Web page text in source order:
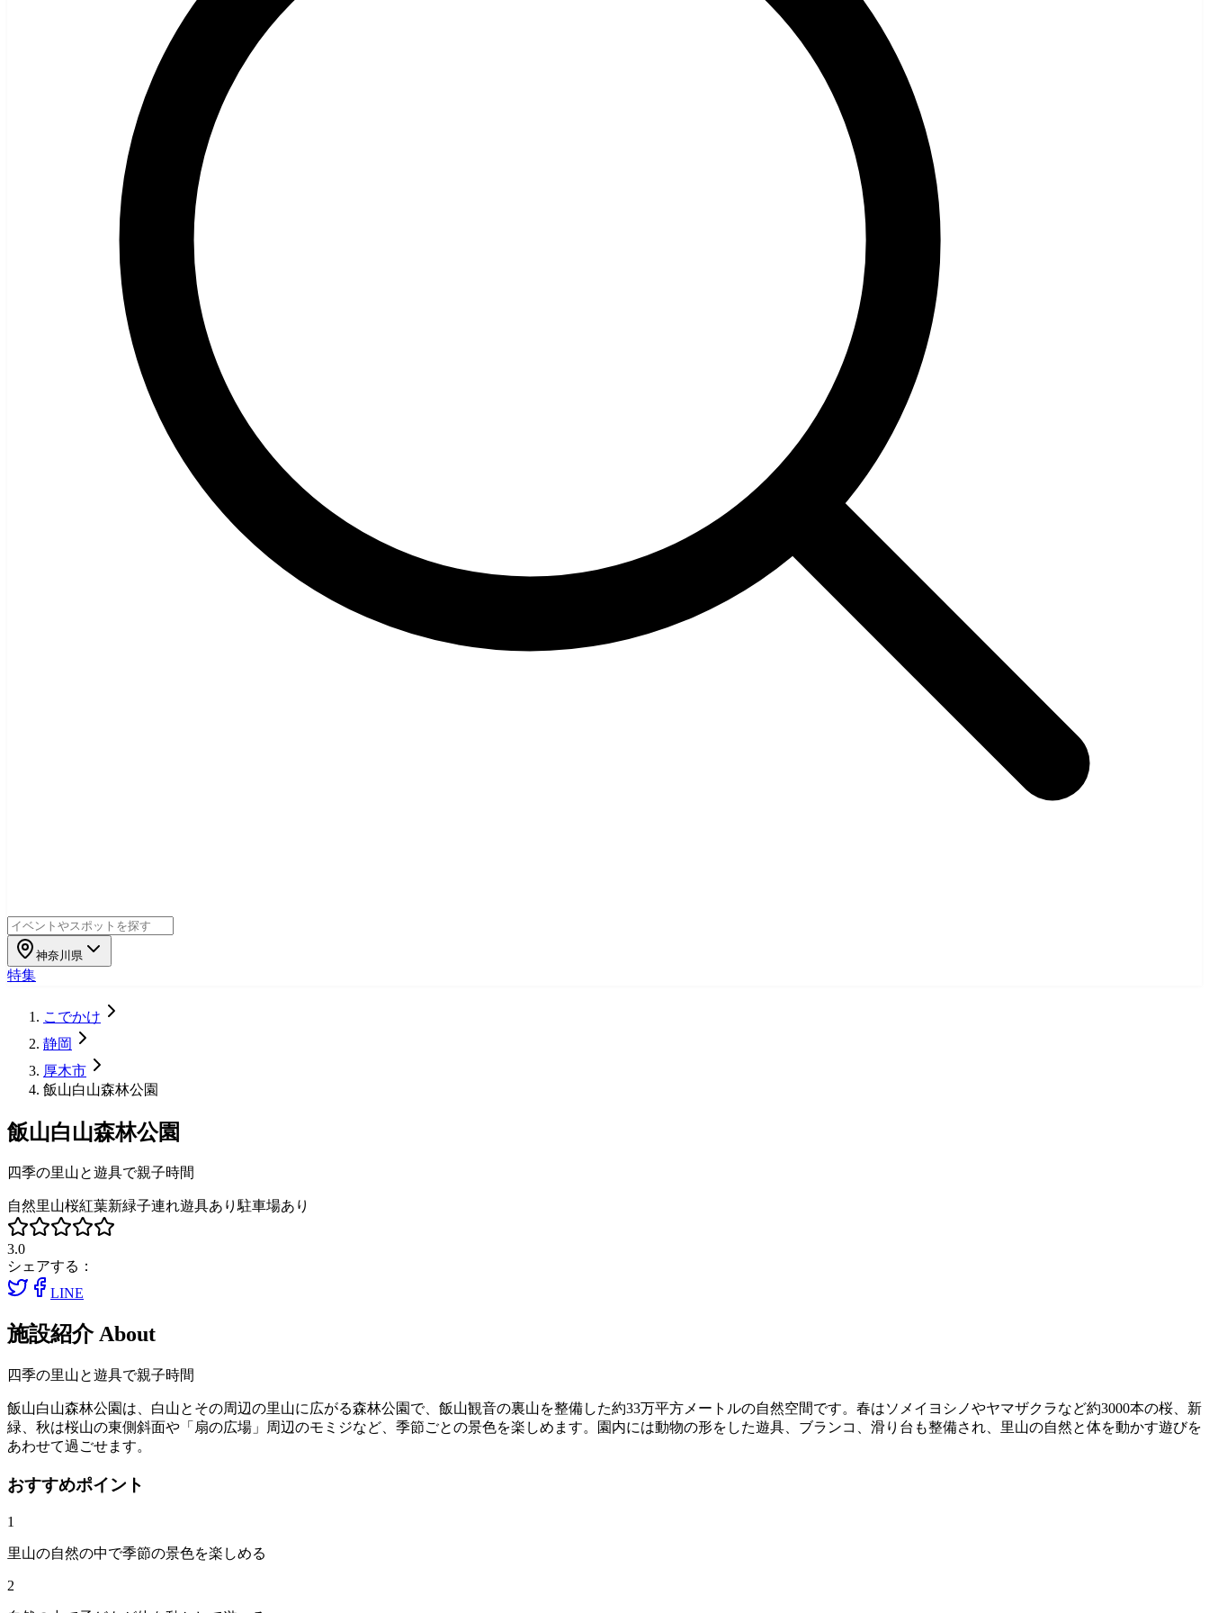
神奈川県
特集
こでかけ
静岡
厚木市
飯山白山森林公園
飯山白山森林公園
四季の里山と遊具で親子時間
自然里山桜紅葉新緑子連れ遊具あり駐車場あり
3.0
シェアする：
LINE
施設紹介 About
四季の里山と遊具で親子時間
飯山白山森林公園は、白山とその周辺の里山に広がる森林公園で、飯山観音の裏山を整備した約33万平方メートルの自然空間です。春はソメイヨシノやヤマザクラなど約3000本の桜、新
緑、秋は桜山の東側斜面や「扇の広場」周辺のモミジなど、季節ごとの景色を楽しめます。園内には動物の形をした遊具、ブランコ、滑り台も整備され、里山の自然と体を動かす遊びを
あわせて過ごせます。
おすすめポイント
1
里山の自然の中で季節の景色を楽しめる
2